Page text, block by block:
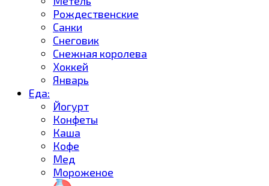
Рождественские
Санки
Снеговик
Снежная королева
Хоккей
Январь
Еда:
Йогурт
Конфеты
Каша
Кофе
Мед
Мороженое